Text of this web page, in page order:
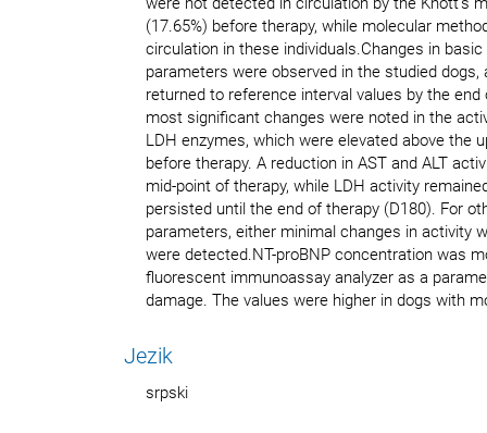
(17.65%) before therapy, while molecular
circulation in these individuals.Changes in
parameters were observed in the studied
returned to reference interval values by the
most significant changes were noted in the
LDH enzymes, which were elevated above the
before therapy. A reduction in AST and ALT
mid-point of therapy, while LDH activity
persisted until the end of therapy (D180). For
parameters, either minimal changes in activity
were detected.NT-proBNP concentration was
fluorescent immunoassay analyzer as a
damage. The values were higher in dogs with
Jezik
srpski